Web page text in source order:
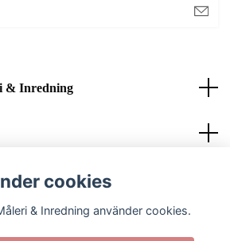
& Inredning
cookies
& Inredning använder cookies.